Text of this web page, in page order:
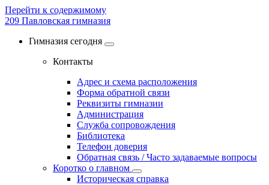
Перейти к содержимому
209 Павловская гимназия
Гимназия сегодня
Контакты
Адрес и схема расположения
Форма обратной связи
Реквизиты гимназии
Администрация
Служба сопровождения
Библиотека
Телефон доверия
Обратная связь / Часто задаваемые вопросы
Коротко о главном
Историческая справка